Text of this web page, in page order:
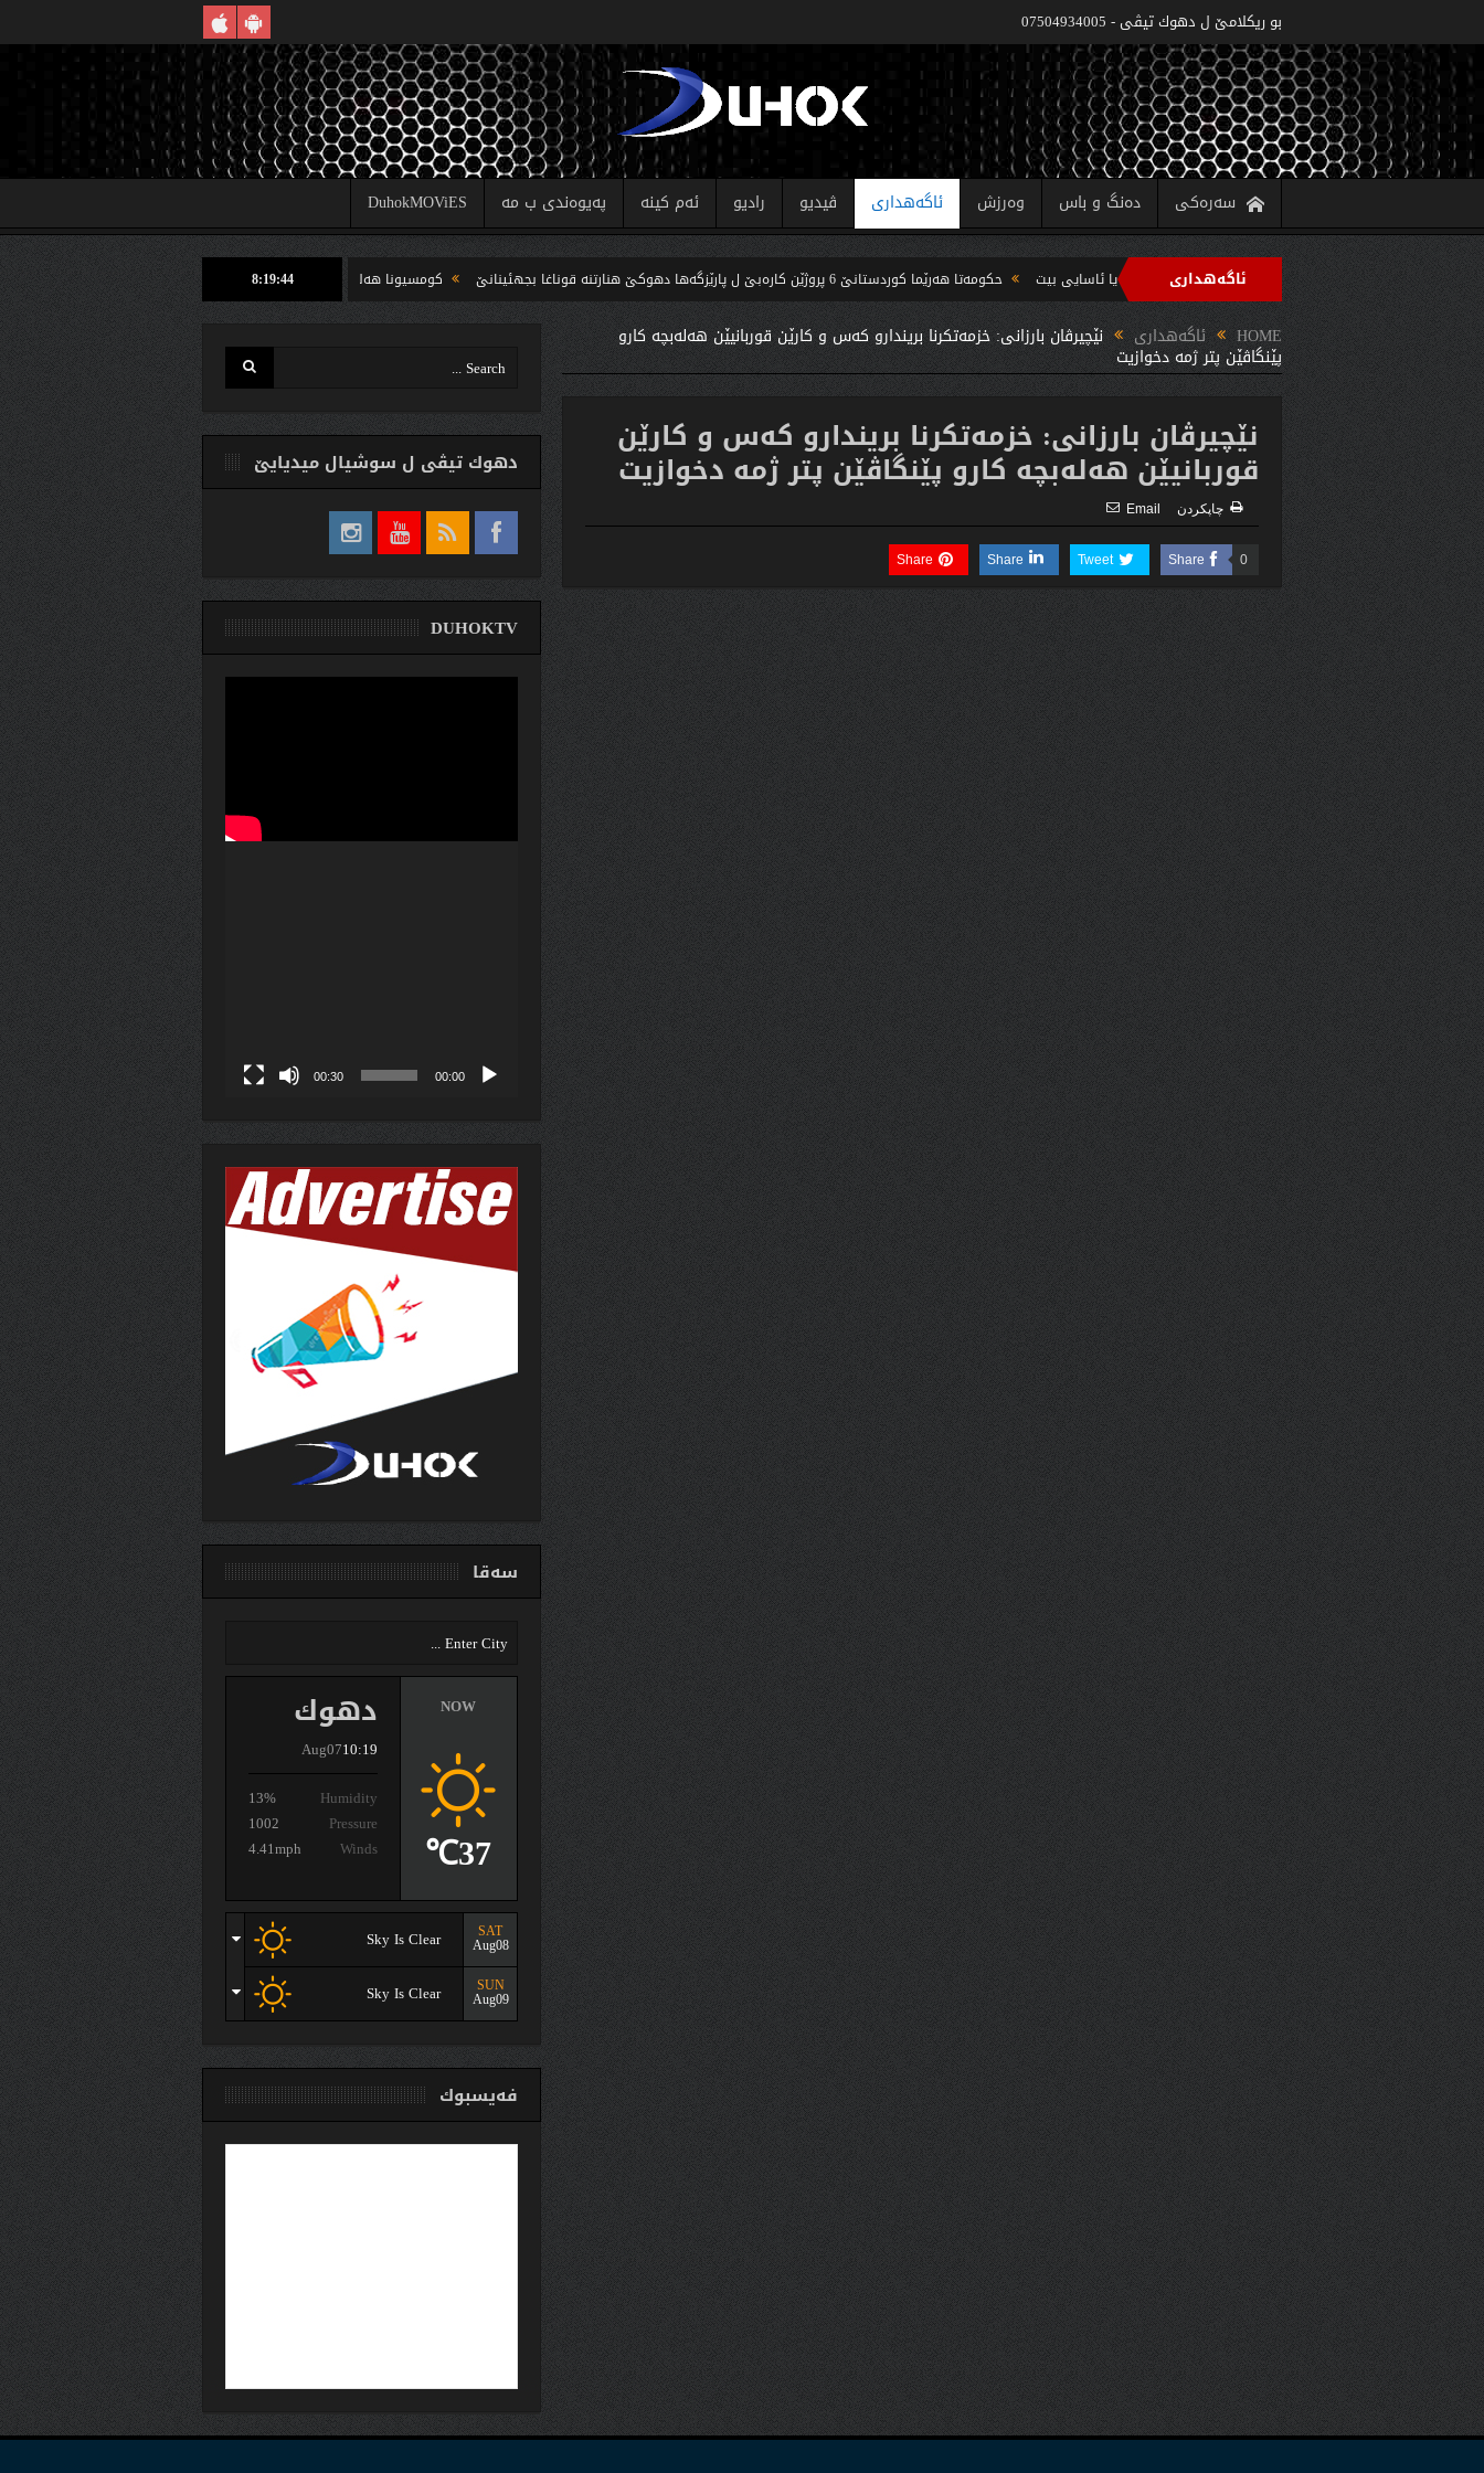
بو ريكلامێ ل دهوك تیڤی - 07504934005
سەرەکی دەنگ و باس وەرزش ئاگەهداری ڤیدیو رادیو ئەم کینە پەیوەندی ب مە DuhokMOViES
ئاگەهداری په‌روه‌ردێ: ده‌واما سالا خواندنێ 2022/2021 دێ یا ئاسایى بیت حکومەتا هەرێما کوردستانێ 6 پروژێن کارەبێ ل پارێزگەها دهوکێ هنارتنه‌ قوناغا بجهئینانێ
كومسیونا هه‌لبژارتنان ل شێخان ب رێكا دهوك تیڤى داخوازێ ژ وه‌لاتییان دكه‌ت
سه‌رپه‌رشتیا مه‌سرور بارزانى جڤاتا وه‌زیران كومبوو و چه‌ندین بریار ده‌رئێخستن
8:19:45
HOME ئاگەهداری نێچیرڤان بارزانى: خزمه‌تكرنا بریندارو كه‌س و كارێن قوربانیێن هه‌له‌بچه‌ كارو
پێنگاڤێن پتر ژمه‌ دخوازیت
نێچیرڤان بارزانى: خزمه‌تكرنا بریندارو كه‌س و كارێن
قوربانیێن هه‌له‌بچه‌ كارو پێنگاڤێن پتر ژمه‌ دخوازیت
چاپكردن Email
Share 0
Tweet
Share
Share
دهوك تیڤی ل سوشیال ميديایێ
DUHOKTV
00:00
00:30
سەقا
دهوك
Aug0710:19
Humidity
13%
Pressure
1002
Winds
4.41mph
NOW
37℃
SAT
Aug08
Sky Is Clear
SUN
Aug09
Sky Is Clear
فەیسبوك